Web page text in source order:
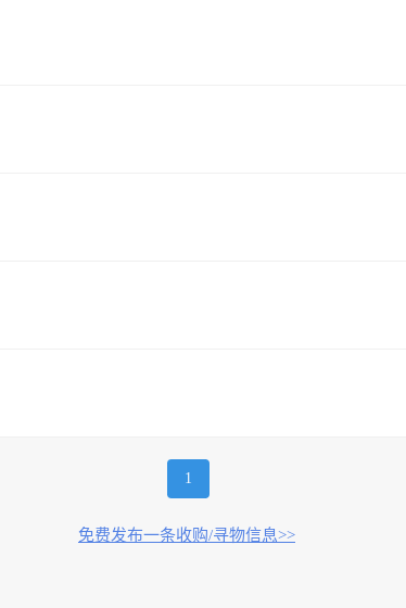
1
免费发布一条收购/寻物信息>>